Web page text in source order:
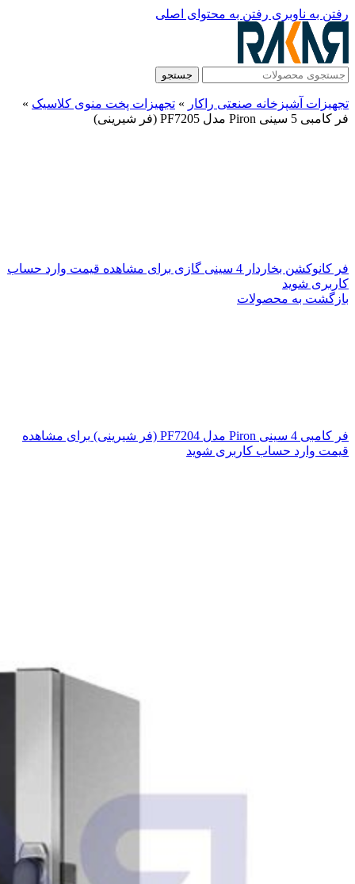
رفتن به ناوبری رفتن به محتوای اصلی
جستجو
تجهیزات آشپزخانه صنعتی راکار » تجهیزات پخت منوی کلاسیک »
فر کامبی 5 سینی Piron مدل PF7205 (فر شیرینی)
فر کانوکشن بخاردار 4 سینی گازی
برای مشاهده قیمت وارد حساب
کاربری شوید
بازگشت به محصولات
فر کامبی 4 سینی Piron مدل PF7204 (فر شیرینی)
برای مشاهده
قیمت وارد حساب کاربری شوید